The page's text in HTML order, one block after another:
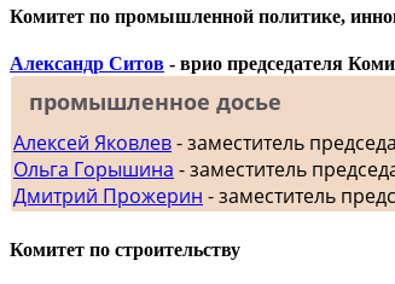
Комитет по промышленной политике,
Александр Ситов - врио председателя
промышленное досье
Алексей Яковлев- заместитель
Ольга Горышина - заместитель
Дмитрий Прожерин - заместитель
Комитет по строительству